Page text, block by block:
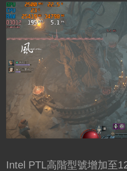
Intel PTL高階型號增加至